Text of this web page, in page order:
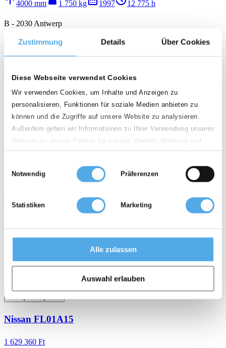
Zustimmung Details Über Cookies
Diese Webseite verwendet Cookies
Wir verwenden Cookies, um Inhalte und Anzeigen zu
personalisieren, Funktionen für soziale Medien anbieten zu
können und die Zugriffe auf unsere Website zu analysieren.
Außerdem geben wir Informationen zu Ihrer Verwendung unserer
Website an unsere Partner für soziale Medien, Werbung und
Analysen weiter. Unsere Partner führen diese Informationen
möglicherweise mit weiteren Daten zusammen, die Sie ihnen
bereitgestellt haben oder die sie im Rahmen Ihrer Nutzung der
Notwendig Präferenzen
Statistiken Marketing
Alle zulassen
Auswahl erlauben
4000 mm 1 750 kg 1997 12 775 h
B - 2030 Antwerp
Minőség
starstarstarstar
call email favorite_border
Nissan PJ01A15U
1 629 360 Ft
Gázüzemű 4 kerekű targonca
1 500 kg 1992
Minőség
call email favorite_border
Nissan FL01A15
1 629 360 Ft